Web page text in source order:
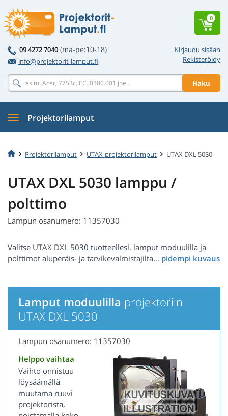
Kirjaudu sisään
Rekisteröidy
09 4272 7040 (ma-pe:10-18)
info@projektorit-lamput.fi
Haku
0
Projektorilamput
Projektorilamput UTAX-projektorilamput UTAX DXL 5030
UTAX DXL 5030 lamppu /
polttimo
Lampun osanumero: 11357030
Valitse UTAX DXL 5030 tuotteellesi. lamput moduulilla ja
polttimot aluperäis- ja tarvikevalmistajilta...
Lamput moduulilla projektoriin
UTAX DXL 5030
Lampun osanumero: 11357030
Helppo vaihtaa
Vaihto onnistuu
löysäämällä
muutama ruuvi
projektorista,